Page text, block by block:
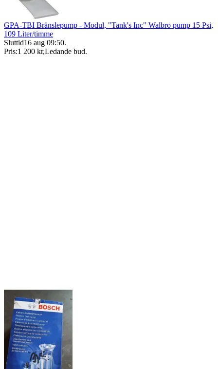
GPA-TBI Bränslepump - Modul, "Tank's Inc" Walbro pump 15 Psi,
109 Liter/timme
Sluttid16 aug 09:50.
Pris:1 200 kr,Ledande bud.